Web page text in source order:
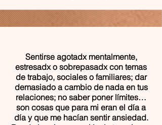
Sentirse agotadx mentalmente,
estresadx o sobrepasadx con temas
de trabajo, sociales o familiares; dar
demasiado a cambio de nada en tus
relaciones; no saber poner límites…
son cosas que para mi eran el día a
día y que me hacían sentir ansiedad.